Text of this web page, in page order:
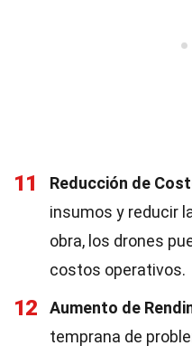
11 Reducción de
insumos y reducir
obra, los drones
costos operativos.
12 Aumento de
temprana de